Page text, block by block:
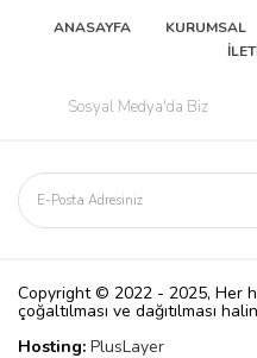
ANASAYFA KURUMSAL
Sosyal Medya'da Biz
Copyright © 2022 - 2025, Her
çoğaltılması ve dağıtılması
Hosting: PlusLayer